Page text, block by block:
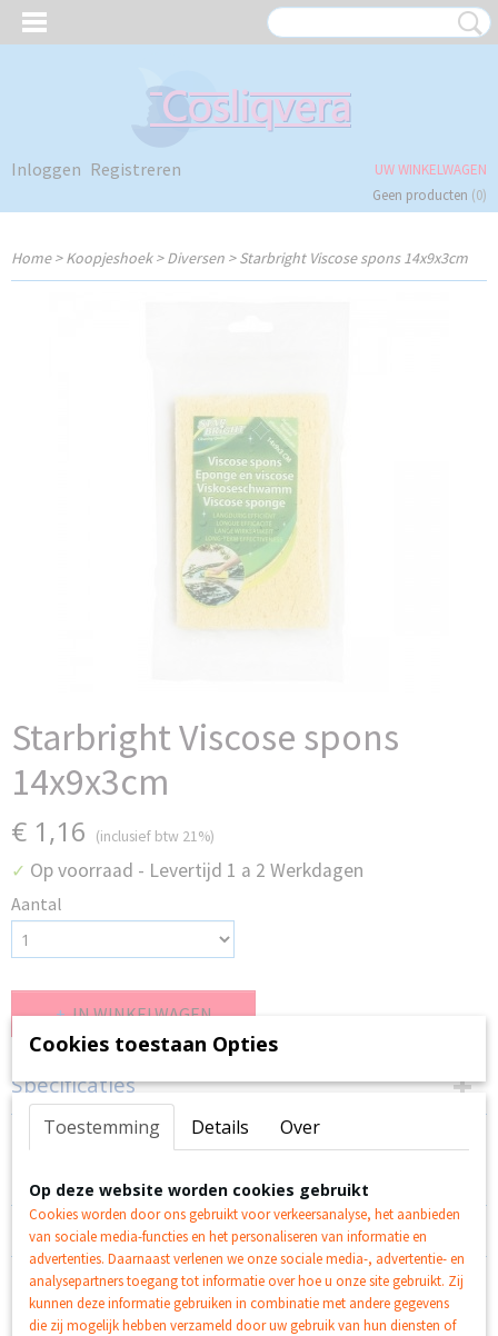
Inloggen Registreren
UW WINKELWAGEN
Geen producten (0)
Home>Koopjeshoek>Diversen >Starbright Viscose spons 14x9x3cm
Starbright Viscose spons
14x9x3cm
€ 1,16 (inclusief btw 21%)
✓ Op voorraad - Levertijd 1 a 2 Werkdagen
Aantal
IN WINKELWAGEN
Specificaties
Productcode
K1-7
5412276237403
Omschrijving
Starbright Viscose spons 14x9x3cm
Reacties
Cookies toestaan Opties
Toestemming Details Over
Op deze website worden cookies gebruikt
Cookies worden door ons gebruikt voor verkeersanalyse, het aanbieden
van sociale media-functies en het personaliseren van informatie en
advertenties. Daarnaast verlenen we onze sociale media-, advertentie- en
analysepartners toegang tot informatie over hoe u onze site gebruikt. Zij
kunnen deze informatie gebruiken in combinatie met andere gegevens
die zij mogelijk hebben verzameld door uw gebruik van hun diensten of